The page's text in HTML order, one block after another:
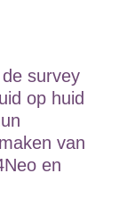
survey
op huid
van
en